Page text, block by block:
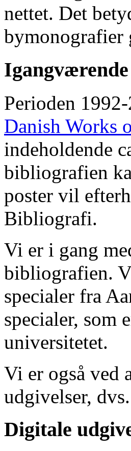
nettet. Det
bymonografier
Perioden
Danish Works
indeholdende
bibliografien
poster vil
Bibliografi.
Vi er i gang
bibliografien.
specialer fra
specialer, som
universitetet.
Vi er også ved
udgivelser,
Digitale